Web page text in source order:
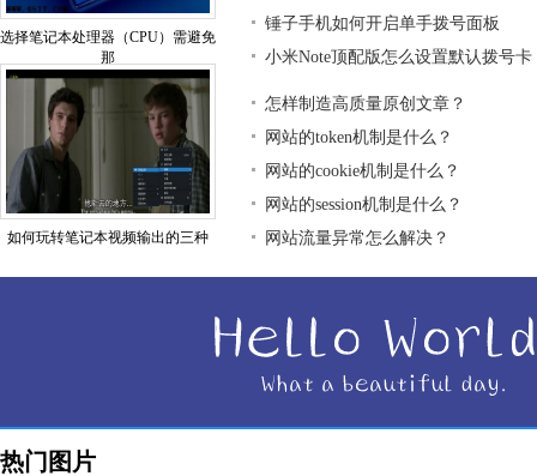
选择笔记本处理器（CPU）需避免
那
如何玩转笔记本视频输出的三种
锤子手机如何开启单手拨号面板
小米Note顶配版怎么设置默认拨号卡
怎样制造高质量原创文章？
网站的token机制是什么？
网站的cookie机制是什么？
网站的session机制是什么？
网站流量异常怎么解决？
热门图片